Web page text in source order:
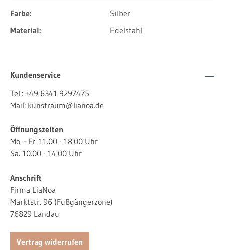
Farbe:
Silber
Material:
Edelstahl
Kundenservice
Tel.: +49 6341 9297475
Mail: kunstraum@lianoa.de
Öffnungszeiten
Mo. - Fr. 11.00 - 18.00 Uhr
Sa. 10.00 - 14.00 Uhr
Anschrift
Firma LiaNoa
Marktstr. 96 (Fußgängerzone)
76829 Landau
Vertrag widerrufen